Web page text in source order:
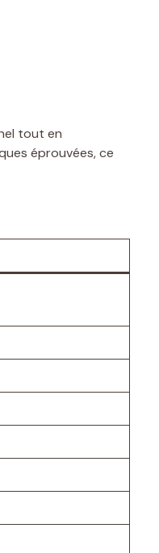
tout en
éprouvées, ce